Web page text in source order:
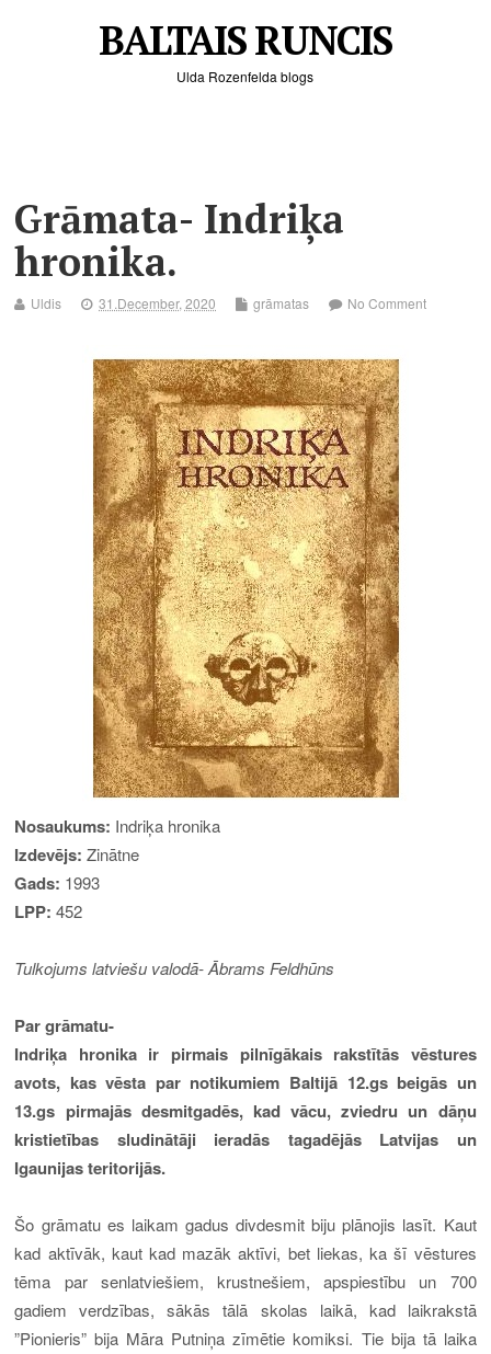
BALTAIS RUNCIS
Ulda Rozenfelda blogs
Grāmata- Indriķa
hronika.
Uldis 31.December, 2020 grāmatas No Comment
Nosaukums: Indriķa hronika
Izdevējs:Zinātne
Gads: 1993
LPP:452
Tulkojums latviešu valodā-Ābrams Feldhūns
Par grāmatu-
Indriķa hronika ir pirmais pilnīgākais rakstītās vēstures
avots, kas vēsta par notikumiem Baltijā 12.gs beigās un
13.gs pirmajās desmitgadēs, kad vācu, zviedru un dāņu
kristietības sludinātāji ieradās tagadējās Latvijas un
Igaunijas teritorijās.
Šo grāmatu es laikam gadus divdesmit biju plānojis lasīt. Kaut
kad aktīvāk, kaut kad mazāk aktīvi, bet liekas, ka šī vēstures
tēma par senlatviešiem, krustnešiem, apspiestību un 700
gadiem verdzības, sākās tālā skolas laikā, kad laikrakstā
”Pionieris” bija Māra Putniņa zīmētie komiksi. Tie bija tā laika